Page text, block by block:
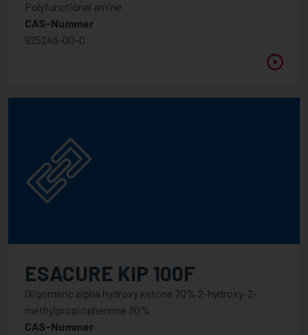
Polyfunctional amine
CAS-Nummer
925246-00-0
ESACURE KIP 100F
Oligomeric alpha hydroxy ketone 70% 2-hydroxy-2-
methylpropiophenone 30%
CAS-Nummer